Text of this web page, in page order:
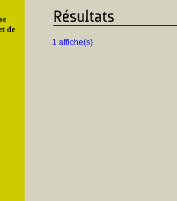
de
1 affiche(s)